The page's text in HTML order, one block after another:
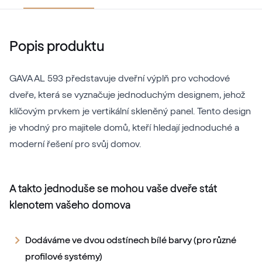
Popis produktu
GAVA AL 593 představuje dveřní výplň pro vchodové
dveře, která se vyznačuje jednoduchým designem, jehož
klíčovým prvkem je vertikální skleněný panel. Tento design
je vhodný pro majitele domů, kteří hledají jednoduché a
moderní řešení pro svůj domov.
A takto jednoduše se mohou vaše dveře stát
klenotem vašeho domova
Dodáváme ve dvou odstínech bílé barvy (pro různé
profilové systémy)